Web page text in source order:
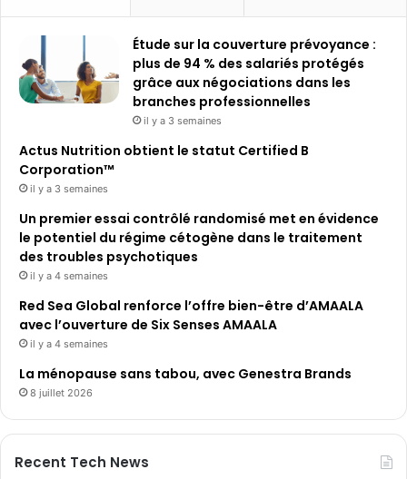
Étude sur la couverture prévoyance :
plus de 94 % des salariés protégés
grâce aux négociations dans les
branches professionnelles
il y a 3 semaines
Actus Nutrition obtient le statut Certified B
Corporation™
il y a 3 semaines
Un premier essai contrôlé randomisé met en évidence
le potentiel du régime cétogène dans le traitement
des troubles psychotiques
il y a 4 semaines
Red Sea Global renforce l’offre bien-être d’AMAALA
avec l’ouverture de Six Senses AMAALA
il y a 4 semaines
La ménopause sans tabou, avec Genestra Brands
8 juillet 2026
Recent Tech News